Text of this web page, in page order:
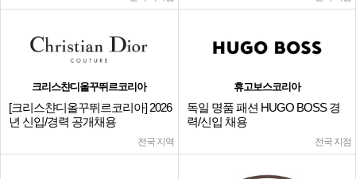
크리스챤디올꾸뛰르코리아
[크리스챤디올꾸뛰르코리아] 2026
년 신입/경력 공개채용
전국 지역
휴고보스코리아
독일 명품 패션 HUGO BOSS 경
력/신입 채용
전국 지점